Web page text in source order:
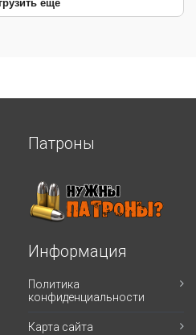
еще
Патроны
Информация
Политика
конфиденциальности
Карта сайта